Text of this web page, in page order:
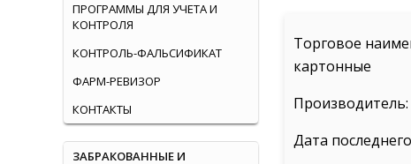
Торговое
картонные
Дата
ПРОГРАММЫ ДЛЯ УЧЕТА И
КОНТРОЛЯ
КОНТРОЛЬ-ФАЛЬСИФИКАТ
ФАРМ-РЕВИЗОР
КОНТАКТЫ
ЗАБРАКОВАННЫЕ И